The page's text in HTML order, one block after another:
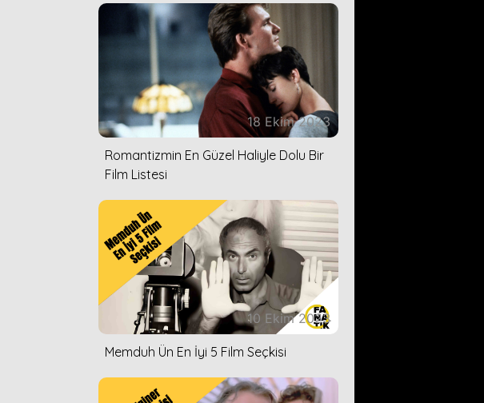
18 Ekim 2023
Romantizmin En Güzel Haliyle Dolu Bir
Film Listesi
10 Ekim 2023
Memduh Ün En İyi 5 Film Seçkisi